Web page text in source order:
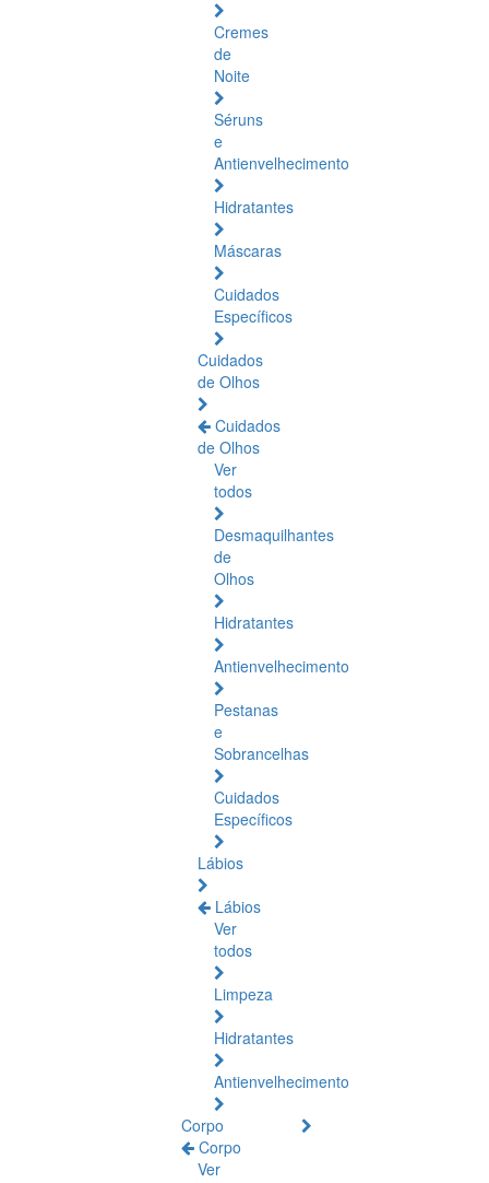
Cremes
de
Noite
Séruns
e
Antienvelhecimento
Hidratantes
Máscaras
Cuidados
Específicos
Cuidados
de Olhos
Cuidados
de Olhos
Ver
todos
Desmaquilhantes
de
Olhos
Hidratantes
Antienvelhecimento
Pestanas
e
Sobrancelhas
Cuidados
Específicos
Lábios
Lábios
Ver
todos
Limpeza
Hidratantes
Antienvelhecimento
Corpo
Corpo
Ver